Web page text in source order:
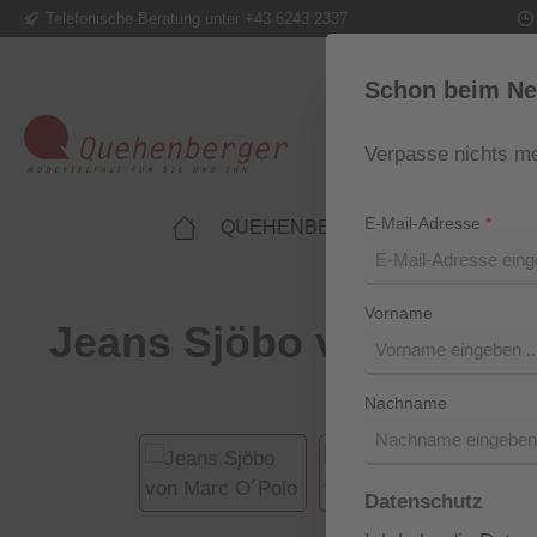
Hauptinhalt springen
Zur Suche springen
Zur Hauptnavigation springen
Telefonische Beratung unter +43 6243 2337
QUEHENBERGER LIFESTYLE
Jeans Sjöbo von Marc
Bildergalerie überspringen
Schon beim
Verpasse nichts
E-Mail-Adresse *
Vorname
Nachname
Datenschutz